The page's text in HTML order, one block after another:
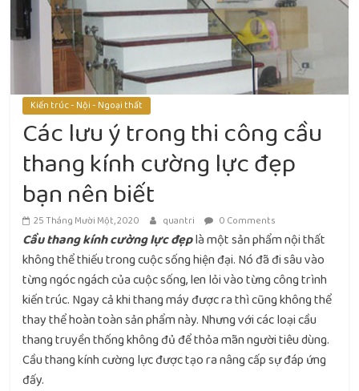
Kiến trúc - Nội - Ngoại thất
Các lưu ý trong thi công cầu
thang kính cường lực đẹp
bạn nên biết
25 Tháng Mười Một, 2020 quantri 0 Comments
Cầu thang kính cường lực đẹplà một sản phẩm nội thất
không thể thiếu trong cuộc sống hiện đại. Nó đã đi sâu vào
từng ngóc ngách của cuộc sống, len lỏi vào từng công trình
kiến trúc. Ngay cả khi thang máy được ra thì cũng không thể
thay thể hoàn toàn sản phẩm này. Nhưng với các loại cầu
thang truyền thống không đủ để thỏa mãn người tiêu dùng.
Cầu thang kính cường lực được tạo ra nâng cấp sự đáp ứng
đấy.